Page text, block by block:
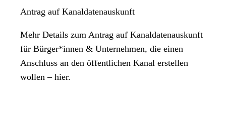
Antrag auf Kanaldatenauskunft
Mehr Details zum Antrag auf Kanaldatenauskunft
für Bürger*innen & Unternehmen, die einen
Anschluss an den öffentlichen Kanal erstellen
wollen – hier.